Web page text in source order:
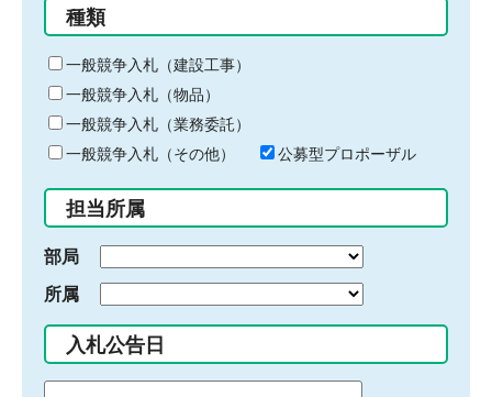
る
キ
ー
ワ
ー
ド
入
力
種類
一般競争入札（建設工事）
一般競争入札（物品）
一般競争入札（業務委託）
一般競争入札（その他）
公募型プロポーザル
担当所属
部局
所属
入札公告日